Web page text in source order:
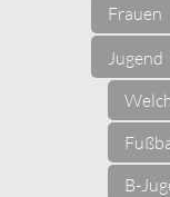
Frauen
Jugend
B-